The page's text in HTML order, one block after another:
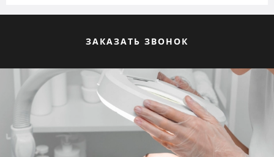
ЗАКАЗАТЬ ЗВОНОК